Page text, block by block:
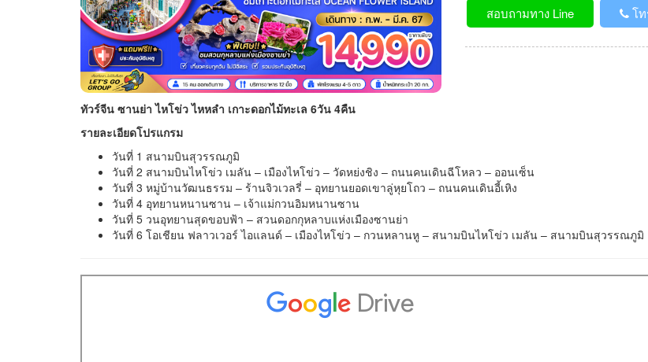
สอบถามทาง Line โท
ทัวร์จีน ซานย่า ไหโข่ว ไหหลำ เกาะดอกไม้ทะเล 6วัน 4คืน
รายละเอียดโปรแกรม
วันที่ 1 สนามบินสุวรรณภูมิ
วันที่ 2 สนามบินไหโข่ว เมลัน – เมืองไหโข่ว – วัดหย่งชิง – ถนนคนเดินฉีโหลว – ออนเซ็น
วันที่ 3 หมู่บ้านวัฒนธรรม – ร้านจิวเวลรี่ – อุทยานยอดเขาลู่หุยโถว – ถนนคนเดินอี้เหิง
วันที่ 4 อุทยานหนานซาน – เจ้าแม่กวนอิมหนานซาน
วันที่ 5 วนอุทยานสุดขอบฟ้า – สวนดอกกุหลาบแห่งเมืองซานย่า
วันที่ 6 โอเชียน ฟลาวเวอร์ ไอแลนด์ – เมืองไหโข่ว – กวนหลานหู – สนามบินไหโข่ว เมลัน – สนามบินสุวรรณภูมิ